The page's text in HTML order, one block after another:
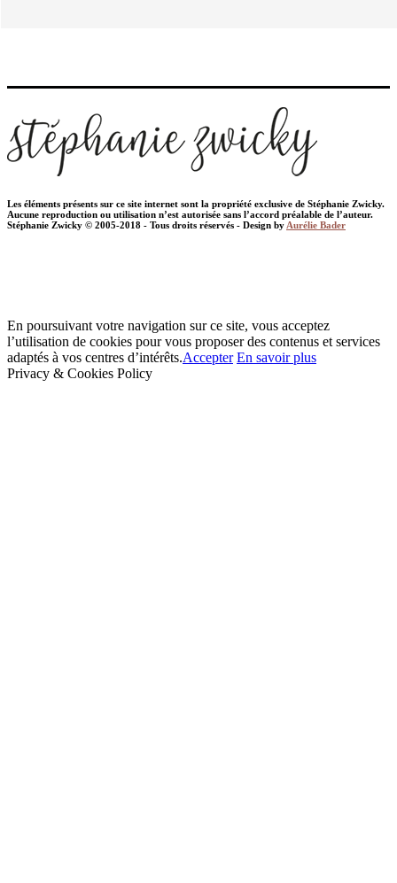
Les éléments présents sur ce site internet sont la propriété exclusive de Stéphanie Zwicky.
Aucune reproduction ou utilisation n’est autorisée sans l’accord préalable de l’auteur.
Stéphanie Zwicky © 2005-2018 - Tous droits réservés - Design by Aurélie Bader
En poursuivant votre navigation sur ce site, vous acceptez
l’utilisation de cookies pour vous proposer des contenus et services
adaptés à vos centres d’intérêts.Accepter En savoir plus
Privacy & Cookies Policy